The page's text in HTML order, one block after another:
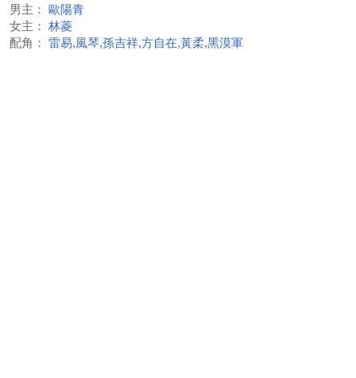
男主：
歐陽青
女主：
林菱
配角：
雷易,風琴,孫吉祥,方自在,黃柔,黑漠軍